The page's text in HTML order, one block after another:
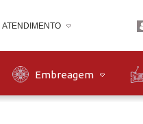
ATENDIMENTO
(47)36319900
Embreagem